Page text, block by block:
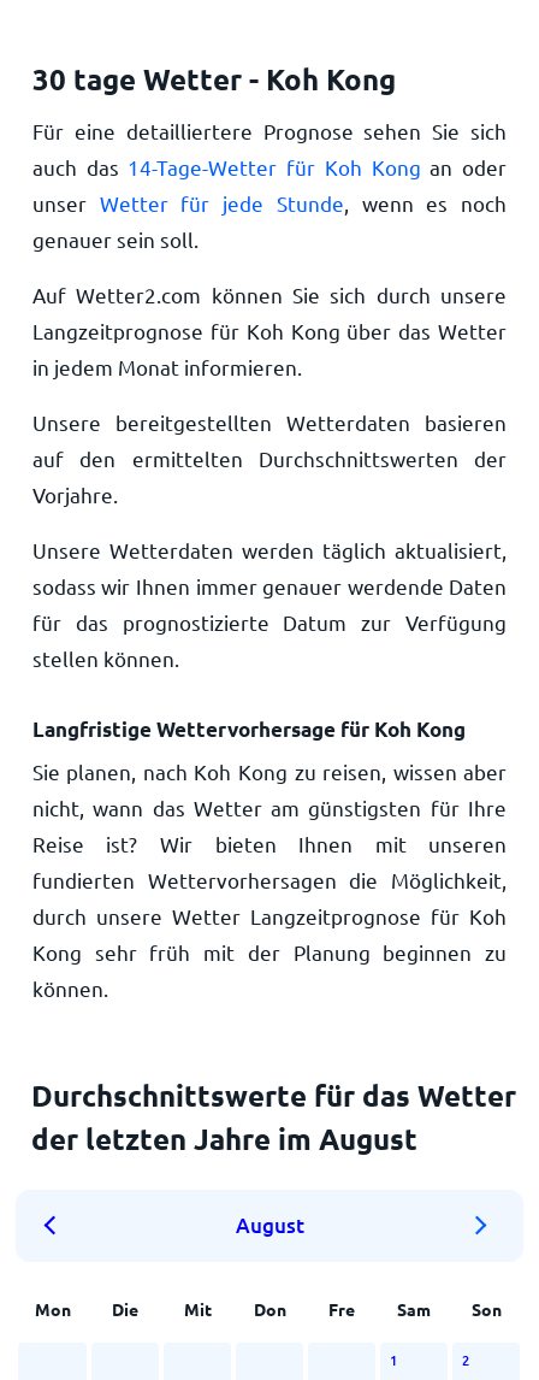
30 tage Wetter - Koh Kong
Für eine detailliertere Prognose sehen Sie sich
auch das 14-Tage-Wetter für Koh Kong an oder
unser Wetter für jede Stunde , wenn es noch
genauer sein soll.
Auf Wetter2.com können Sie sich durch unsere
Langzeitprognose für Koh Kong über das Wetter
in jedem Monat informieren.
Unsere bereitgestellten Wetterdaten basieren
auf den ermittelten Durchschnittswerten der
Vorjahre.
Unsere Wetterdaten werden täglich aktualisiert,
sodass wir Ihnen immer genauer werdende Daten
für das prognostizierte Datum zur Verfügung
stellen können.
Langfristige Wettervorhersage für Koh Kong
Sie planen, nach Koh Kong zu reisen, wissen aber
nicht, wann das Wetter am günstigsten für Ihre
Reise ist? Wir bieten Ihnen mit unseren
fundierten Wettervorhersagen die Möglichkeit,
durch unsere Wetter Langzeitprognose für Koh
Kong sehr früh mit der Planung beginnen zu
können.
Durchschnittswerte für das Wetter
der letzten Jahre im August
August
Mon Die Mit Don Fre Sam Son
1 2